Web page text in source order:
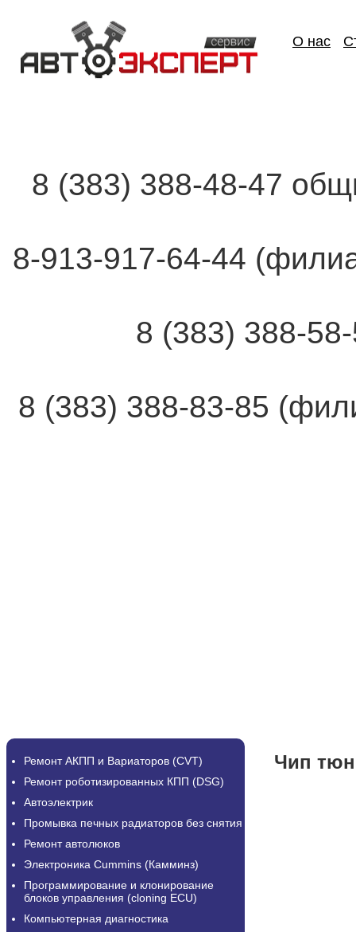
О нас
8 (383) 388-48-47
8-913-917-64-44
8 (383) 388-
8 (383) 388-83-85
Ремонт АКПП и Вариаторов (CVT)
Ремонт роботизированных КПП (DSG)
Автоэлектрик
Промывка печных радиаторов без снятия
Ремонт автолюков
Электроника Cummins (Камминз)
Программирование и клонирование
блоков управления (cloning ECU)
Компьютерная диагностика
Чип